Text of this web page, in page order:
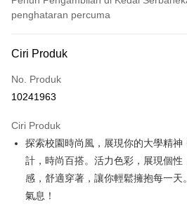
penghataran percuma
Kad Kredit (Bayaran Penuh)
Pengambilan di Kedai Serbaneka
Apple Pay
JKOPAY
Easy Wallet
Ciri Produk
No. Produk
10241963
Ciri Produk
探索校園時尚風，展現你的大學精神
計，時尚百搭。活力色彩，展現個
感，舒適穿著，讓你輕鬆擁抱每一天
氣息！